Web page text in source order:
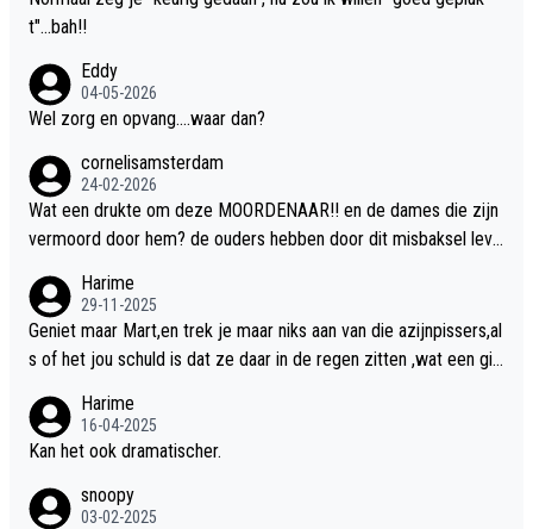
t"...bah!!
Eddy
04-05-2026
Wel zorg en opvang....waar dan?
cornelisamsterdam
24-02-2026
Wat een drukte om deze MOORDENAAR!! en de dames die zijn
vermoord door hem? de ouders hebben door dit misbaksel leve
t!!
Harime
29-11-2025
Geniet maar Mart,en trek je maar niks aan van die azijnpissers,al
s of het jou schuld is dat ze daar in de regen zitten ,wat een gill
Harime
16-04-2025
Kan het ook dramatischer.
snoopy
03-02-2025